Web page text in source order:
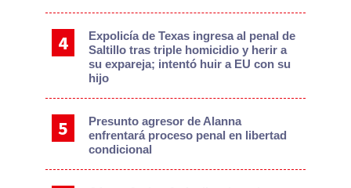
Expolicía de Texas ingresa al penal de
Saltillo tras triple homicidio y herir a
su expareja; intentó huir a EU con su
hijo
Presunto agresor de Alanna
enfrentará proceso penal en libertad
condicional